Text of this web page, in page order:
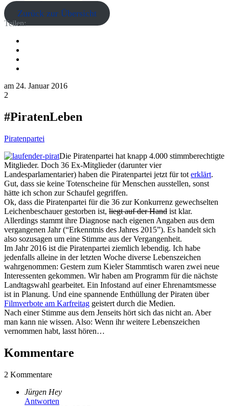
Zurück zur Übersicht
Teilen:
am 24. Januar 2016
2
#PiratenLeben
Piratenpartei
Die Piratenpartei hat knapp 4.000 stimmberechtigte
Mitglieder. Doch 36 Ex-Mitglieder (darunter vier
Landesparlamentarier) haben die Piratenpartei jetzt für tot erklärt.
Gut, dass sie keine Totenscheine für Menschen ausstellen, sonst
hätte ich schon zur Schaufel gegriffen.
Ok, dass die Piratenpartei für die 36 zur Konkurrenz gewechselten
Leichenbeschauer gestorben ist, liegt auf der Hand ist klar.
Allerdings stammt ihre Diagnose nach eigenen Angaben aus dem
vergangenen Jahr (“Erkenntnis des Jahres 2015”). Es handelt sich
also sozusagen um eine Stimme aus der Vergangenheit.
Im Jahr 2016 ist die Piratenpartei ziemlich lebendig. Ich habe
jedenfalls alleine in der letzten Woche diverse Lebenszeichen
wahrgenommen: Gestern zum Kieler Stammtisch waren zwei neue
Interessenten gekommen. Wir haben am Programm für die nächste
Landtagswahl gearbeitet. Ein Infostand auf einer Ehrenamtsmesse
ist in Planung. Und eine spannende Enthüllung der Piraten über
Filmverbote am Karfreitag geistert durch die Medien.
Nach einer Stimme aus dem Jenseits hört sich das nicht an. Aber
man kann nie wissen. Also: Wenn ihr weitere Lebenszeichen
vernommen habt, lasst hören…
Kommentare
2 Kommentare
Jürgen Hey
Antworten